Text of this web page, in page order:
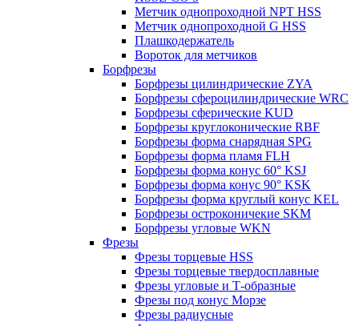
Метчик однопроходной NPT HSS
Метчик однопроходной G HSS
Плашкодержатель
Вороток для метчиков
Борфрезы
Борфрезы цилиндрические ZYA
Борфрезы сфероцилиндрические WRC
Борфрезы сферические KUD
Борфрезы круглоконические RBF
Борфрезы форма снарядная SPG
Борфрезы форма пламя FLH
Борфрезы форма конус 60° KSJ
Борфрезы форма конус 90° KSK
Борфрезы форма круглый конус KEL
Борфрезы остроконичекие SKM
Борфрезы угловые WKN
Фрезы
Фрезы торцевые HSS
Фрезы торцевые твердосплавные
Фрезы угловые и Т-образные
Фрезы под конус Морзе
Фрезы радиусные